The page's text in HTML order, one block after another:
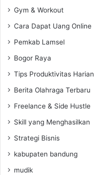
Gym & Workout
Cara Dapat Uang Online
Pemkab Lamsel
Bogor Raya
Tips Produktivitas Harian
Berita Olahraga Terbaru
Freelance & Side Hustle
Skill yang Menghasilkan
Strategi Bisnis
kabupaten bandung
mudik